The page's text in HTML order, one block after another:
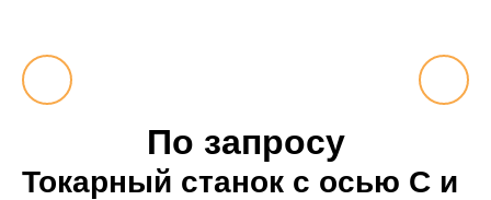
По запросу
Токарный станок c осью C и